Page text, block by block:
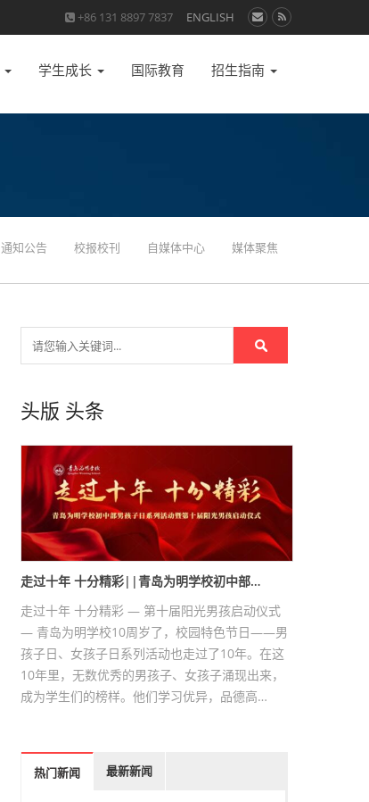
+86 131 8897 7837 ENGLISH
学生成长 国际教育 招生指南
通知公告 校报校刊 自媒体中心 媒体聚焦
头版 头条
走过十年 十分精彩||青岛为明学校初中部…
走过十年 十分精彩 — 第十届阳光男孩启动仪式
— 青岛为明学校10周岁了，校园特色节日——男
孩子日、女孩子日系列活动也走过了10年。在这
10年里，无数优秀的男孩子、女孩子涌现出来，
成为学生们的榜样。他们学习优异，品德高…
热门新闻 最新新闻